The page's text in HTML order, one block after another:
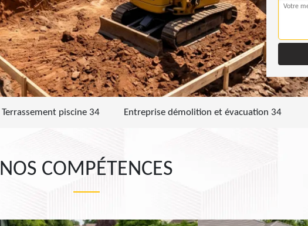
Terrassement piscine 34 Entreprise démolition et évacuation 34
NOS COMPÉTENCES